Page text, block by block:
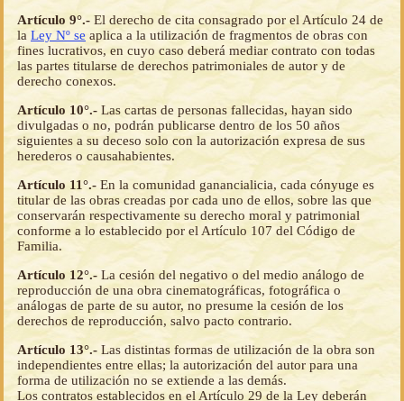
Artículo 9°.- El derecho de cita consagrado por el Artículo 24 de
la Ley Nº se aplica a la utilización de fragmentos de obras con
fines lucrativos, en cuyo caso deberá mediar contrato con todas
las partes titularse de derechos patrimoniales de autor y de
derecho conexos.
Artículo 10°.- Las cartas de personas fallecidas, hayan sido
divulgadas o no, podrán publicarse dentro de los 50 años
siguientes a su deceso solo con la autorización expresa de sus
herederos o causahabientes.
Artículo 11°.- En la comunidad ganancialicia, cada cónyuge es
titular de las obras creadas por cada uno de ellos, sobre las que
conservarán respectivamente su derecho moral y patrimonial
conforme a lo establecido por el Artículo 107 del Código de
Familia.
Artículo 12°.- La cesión del negativo o del medio análogo de
reproducción de una obra cinematográficas, fotográfica o
análogas de parte de su autor, no presume la cesión de los
derechos de reproducción, salvo pacto contrario.
Artículo 13°.- Las distintas formas de utilización de la obra son
independientes entre ellas; la autorización del autor para una
forma de utilización no se extiende a las demás.
Los contratos establecidos en el Artículo 29 de la Ley deberán